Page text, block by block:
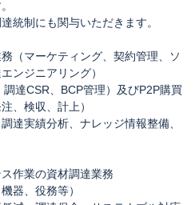
統制にも関与いただきます。
（マーケティング、契約管理、ソ
ンジニアリング）
達CSR、BCP管理）及びP2P購買
、検収、計上）
達実績分析、ナレッジ情報整備、
作業の資材調達業務
器、役務等）